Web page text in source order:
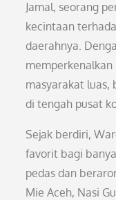
Jamal, seorang
kecintaan
daerahnya.
memperkenalkan
masyarakat luas,
di tengah pusat
Sejak berdiri,
favorit bagi
pedas dan
Mie Aceh, Nasi